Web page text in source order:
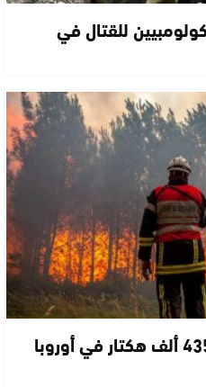
للقتال في
حرائق الغابات تلتهم نحو 435 ألف هكتار في أوروبا